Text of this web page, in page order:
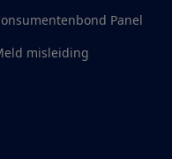
Panel
misleiding